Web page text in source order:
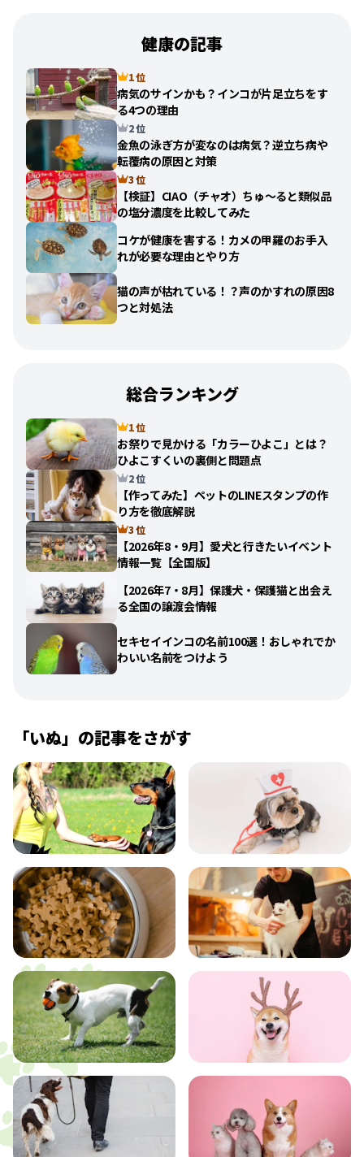
健康の記事
1 位
病気のサインかも？インコが片足立ちをす
る4つの理由
2 位
金魚の泳ぎ方が変なのは病気？逆立ち病や
転覆病の原因と対策
3 位
【検証】CIAO（チャオ）ちゅ〜ると類似品
の塩分濃度を比較してみた
コケが健康を害する！カメの甲羅のお手入
れが必要な理由とやり方
猫の声が枯れている！？声のかすれの原因8
つと対処法
総合ランキング
1 位
お祭りで見かける「カラーひよこ」とは？
ひよこすくいの裏側と問題点
2 位
【作ってみた】ペットのLINEスタンプの作
り方を徹底解説
3 位
【2026年8・9月】愛犬と行きたいイベント
情報一覧【全国版】
【2026年7・8月】保護犬・保護猫と出会え
る全国の譲渡会情報
セキセイインコの名前100選！おしゃれでか
わいい名前をつけよう
「いぬ」の記事をさがす
飼い方 健康
食事 お手入れ
トレーニング グッズ